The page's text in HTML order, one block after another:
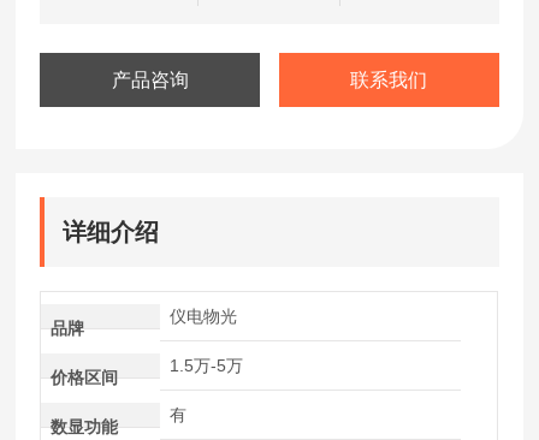
产品咨询 联系我们
详细介绍
品牌
仪电物光
价格区间
1.5万-5万
数显功能
有